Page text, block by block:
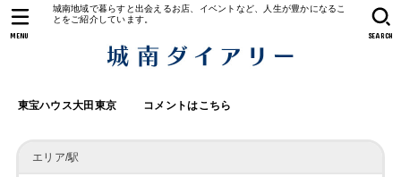
城南地域で暮らすと出会えるお店、イベントなど、人生が豊かになるこ
とをご紹介しています。
東宝ハウス大田東京 コメントはこちら
SEARCH
MENU
エリア/駅